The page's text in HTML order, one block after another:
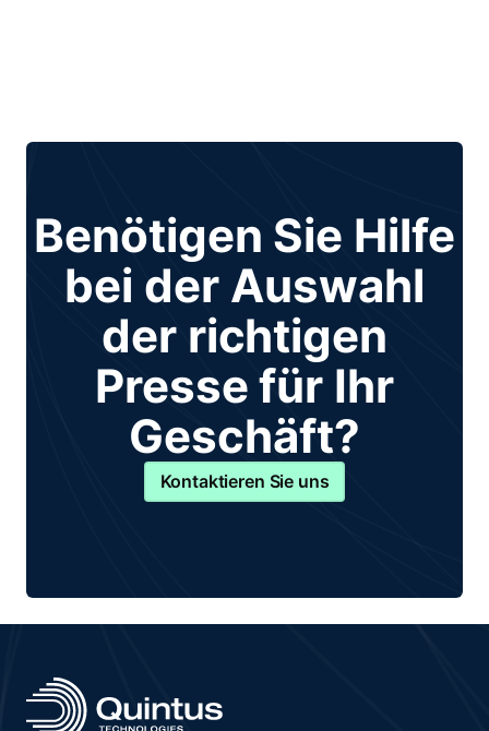
Benötigen Sie Hilfe
bei der Auswahl
der richtigen
Presse für Ihr
Geschäft?
Kontaktieren Sie uns